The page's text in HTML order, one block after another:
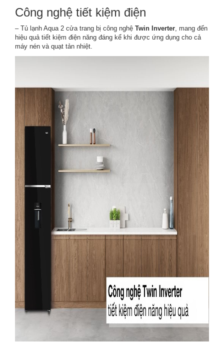
Công nghệ tiết kiệm điện
– Tủ lạnh Aqua 2 cửa trang bị công nghệ Twin Inverter, mang đến
hiệu quả tiết kiệm điện năng đáng kể khi được ứng dụng cho cả
máy nén và quạt tản nhiệt.